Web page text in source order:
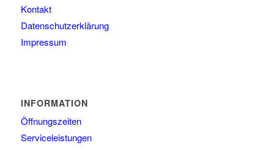
Kontakt
Datenschutzerklärung
Impressum
INFORMATION
Öffnungszeiten
Serviceleistungen